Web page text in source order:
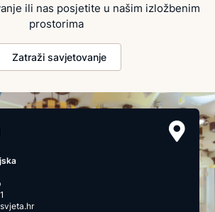
ili nas posjetite u našim izložbenim
prostorima
Zatraži savjetovanje